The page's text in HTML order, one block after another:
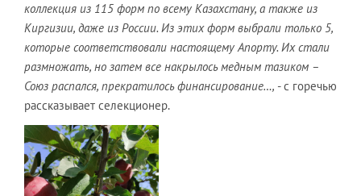
коллекция из 115 форм по всему Казахстану, а также из
Киргизии, даже из России. Из этих форм выбрали только 5,
которые соответствовали настоящему Апорту. Их стали
размножать, но затем все накрылось медным тазиком –
Союз распался, прекратилось финансирование…, - с горечью
рассказывает селекционер.